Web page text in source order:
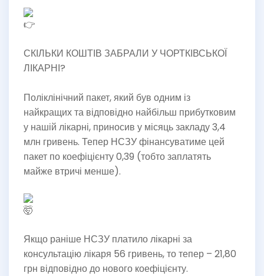
СКІЛЬКИ КОШТІВ ЗАБРАЛИ У ЧОРТКІВСЬКОЇ
ЛІКАРНІ?
Поліклінічний пакет, який був одним із
найкращих та відповідно найбільш прибутковим
у нашій лікарні, приносив у місяць закладу 3,4
млн гривень. Тепер НСЗУ фінансуватиме цей
пакет по коефіцієнту 0,39 (тобто заплатять
майже втричі менше).
Якщо раніше НСЗУ платило лікарні за
консультацію лікаря 56 гривень, то тепер – 21,80
грн відповідно до нового коефіцієнту.